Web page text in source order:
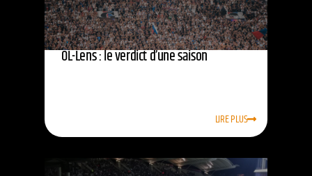
OL-Lens : le verdict d’une saison
LIRE PLUS